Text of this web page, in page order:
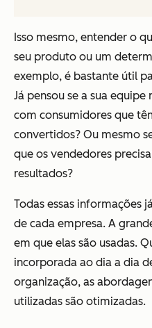
Isso mesmo, entender o
seu produto ou um
exemplo, é bastante útil
Já pensou se a sua
com consumidores que
convertidos? Ou mesmo
que os vendedores
resultados?
Todas essas informações
de cada empresa. A
em que elas são usadas.
incorporada ao dia a dia
organização, as
utilizadas são otimizadas.